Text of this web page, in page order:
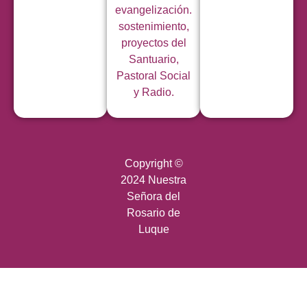
evangelización.
sostenimiento,
proyectos del
Santuario,
Pastoral Social
y Radio.
Copyright ©
2024 Nuestra
Señora del
Rosario de
Luque